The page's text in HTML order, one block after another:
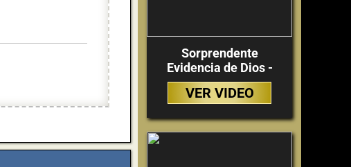
Sorprendente
Evidencia de Dios -
VER VIDEO